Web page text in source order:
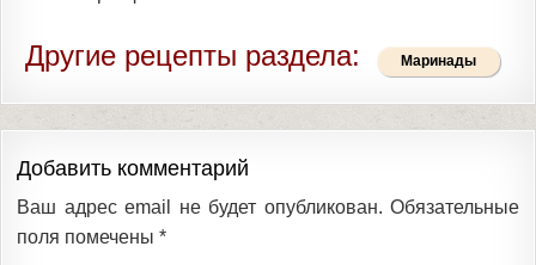
Другие рецепты раздела: Маринады
Добавить комментарий
Ваш адрес email не будет опубликован. Обязательные
поля помечены *